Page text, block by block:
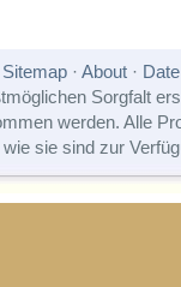
Sitemap· About·
Sorgfalt
werden. Alle
sie sind zur